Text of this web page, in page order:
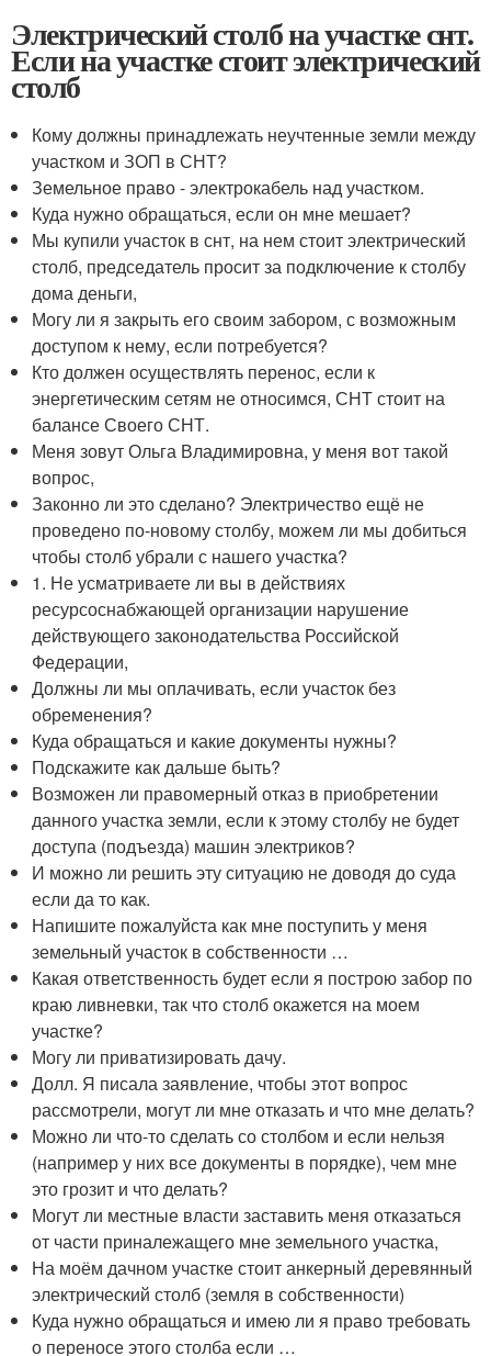
Электрический столб на участке снт.
Если на участке стоит электрический
столб
Кому должны принадлежать неучтенные земли между
участком и ЗОП в СНТ?
Земельное право - электрокабель над участком.
Куда нужно обращаться, если он мне мешает?
Мы купили участок в снт, на нем стоит электрический
столб, председатель просит за подключение к столбу
дома деньги,
Могу ли я закрыть его своим забором, с возможным
доступом к нему, если потребуется?
Кто должен осуществлять перенос, если к
энергетическим сетям не относимся, СНТ стоит на
балансе Своего СНТ.
Меня зовут Ольга Владимировна, у меня вот такой
вопрос,
Законно ли это сделано? Электричество ещё не
проведено по-новому столбу, можем ли мы добиться
чтобы столб убрали с нашего участка?
1. Не усматриваете ли вы в действиях
ресурсоснабжающей организации нарушение
действующего законодательства Российской
Федерации,
Должны ли мы оплачивать, если участок без
обременения?
Куда обращаться и какие документы нужны?
Подскажите как дальше быть?
Возможен ли правомерный отказ в приобретении
данного участка земли, если к этому столбу не будет
доступа (подъезда) машин электриков?
И можно ли решить эту ситуацию не доводя до суда
если да то как.
Напишите пожалуйста как мне поступить у меня
земельный участок в собственности …
Какая ответственность будет если я построю забор по
краю ливневки, так что столб окажется на моем
участке?
Могу ли приватизировать дачу.
Долл. Я писала заявление, чтобы этот вопрос
рассмотрели, могут ли мне отказать и что мне делать?
Можно ли что-то сделать со столбом и если нельзя
(например у них все документы в порядке), чем мне
это грозит и что делать?
Могут ли местные власти заставить меня отказаться
от части приналежащего мне земельного участка,
На моём дачном участке стоит анкерный деревянный
электрический столб (земля в собственности)
Куда нужно обращаться и имею ли я право требовать
о переносе этого столба если …